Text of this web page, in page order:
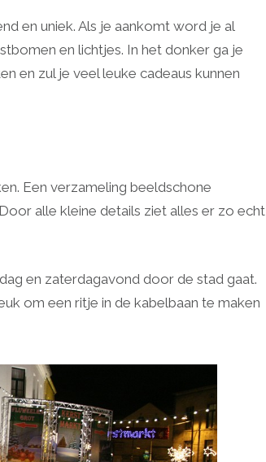
en uniek. Als je aankomt word je al
en lichtjes. In het donker ga je
en zul je veel leuke cadeaus kunnen
Een verzameling beeldschone
alle kleine details ziet alles er zo echt
en zaterdagavond door de stad gaat.
om een ritje in de kabelbaan te maken